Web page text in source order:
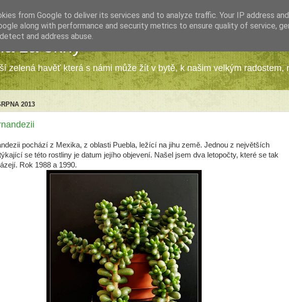
za okny
zelená havěť která s námi může žít v bytě, k našim velkým radostem,
2013
pochází z Mexika, z oblasti Puebla, ležící na jihu země. Jednou z největších
se této rostliny je datum jejího objevení. Našel jsem dva letopočty, které se tak
Rok 1988 a 1990.
from Google to deliver its services and to analyze traffic. Your IP address
along with performance and security metrics to ensure quality of service,
and address abuse.